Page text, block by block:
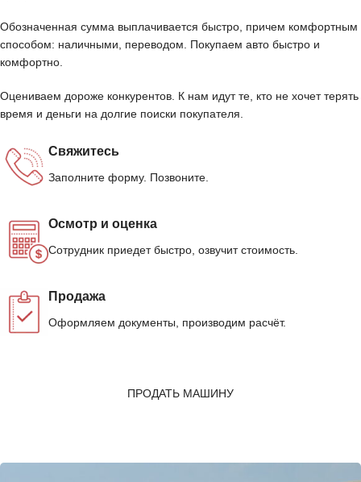
Обозначенная сумма выплачивается быстро, причем комфортным
способом: наличными, переводом. Покупаем авто быстро и
комфортно.
Оцениваем дороже конкурентов. К нам идут те, кто не хочет терять
время и деньги на долгие поиски покупателя.
Свяжитесь
Заполните форму. Позвоните.
Осмотр и оценка
Сотрудник приедет быстро, озвучит стоимость.
Продажа
Оформляем документы, производим расчёт.
ПРОДАТЬ МАШИНУ